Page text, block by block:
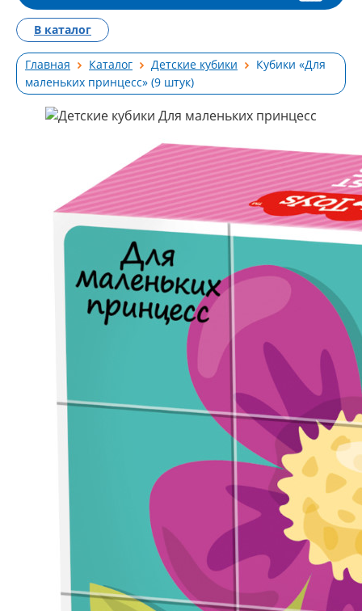
Главная Каталог Детские кубики
Кубики «Для
маленьких принцесс» (9 штук)
В каталог